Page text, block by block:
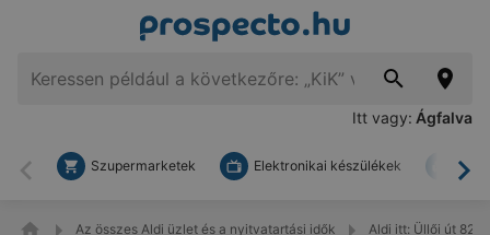
Itt vagy: Ágfalva
Vissza
Szupermarketek Elektronikai készülékek
Az összes Aldi üzlet és a nyitvatartási idők Aldi itt: Üllői út